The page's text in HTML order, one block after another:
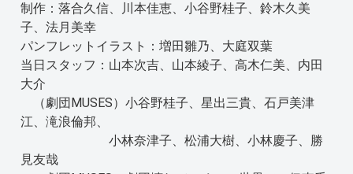
制作：落合久信、川本佳恵、小谷野桂子、鈴木久美
子、法月美幸
パンフレットイラスト：増田雛乃、大庭双葉
当日スタッフ：山本次吉、山本綾子、高木仁美、内田
大介
（劇団MUSES）小谷野桂子、星出三貴、石戸美津
江、滝浪倫邦、
小林奈津子、松浦大樹、小林慶子、勝
見友哉